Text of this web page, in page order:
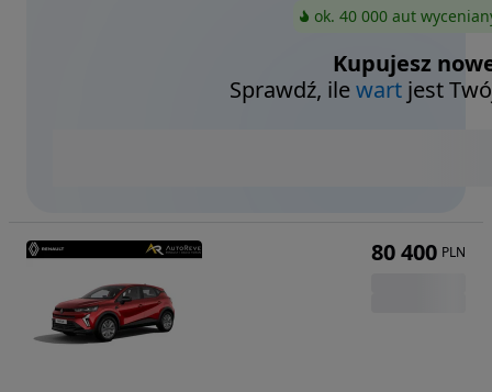
ok. 40 000 aut
Kupujesz
Sprawdź, ilewart jest
80 400 PLN